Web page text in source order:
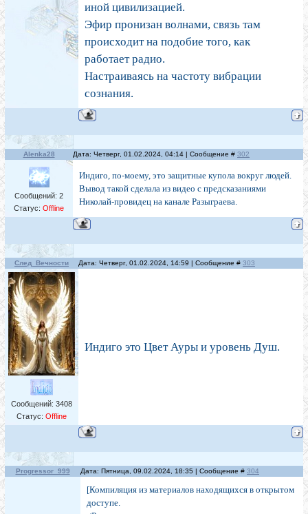
иной цивилизацией.
Эфир пронизан волнами, связь там
происходит на подобие того, как
работает радио.
Настраиваясь на частоту вибрации
сознания.
Alenka28 Дата: Четверг, 01.02.2024, 04:14 | Сообщение # 302
Сообщений: 2
Статус: Offline
Индиго, по-моему, это защитные купола вокруг людей.
Вывод такой сделала из видео с предсказаниями
Николай-провидец на канале Разыграева.
След_Вечности Дата: Четверг, 01.02.2024, 14:59 | Сообщение # 303
Сообщений: 3408
Статус: Offline
Индиго это Цвет Ауры и уровень Душ.
Progressor_999 Дата: Пятница, 09.02.2024, 18:35 | Сообщение # 304
[Компиляция из материалов находящихся в открытом
доступе.